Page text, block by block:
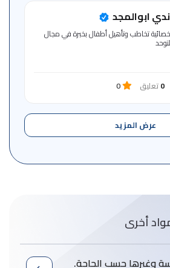
ندي ابوالمجد
تخاطب وتأهيل أطفال بخبرة في مجال
0تعليق 0
عرض المزيد
أخرى
وغيرها حسب الحاجة.